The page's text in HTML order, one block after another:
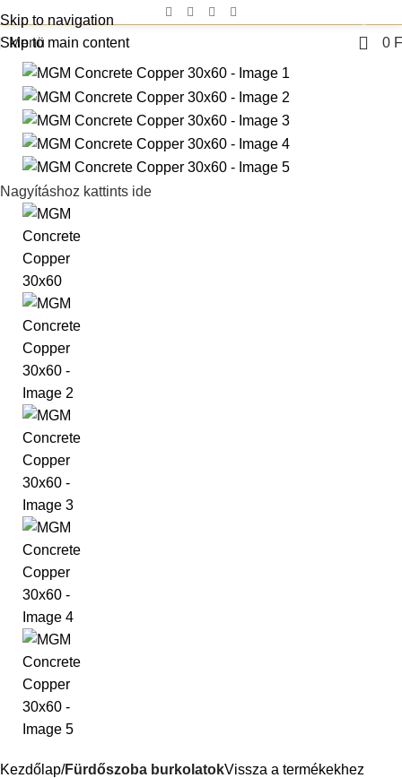
Skip to navigation
Skip to main content
Menü
0
0
Nagyításhoz kattints ide
Kezdőlap Fürdőszoba burkolatokVissza a termékekhez